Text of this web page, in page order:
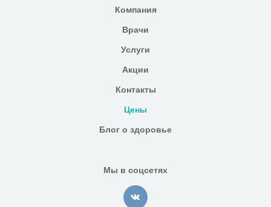
Компания
Врачи
Услуги
Акции
Контакты
Цены
Блог о здоровье
Мы в соцсетях